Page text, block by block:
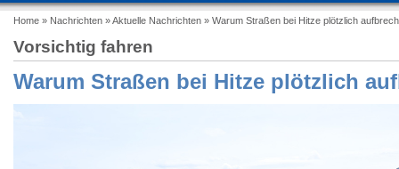
Home » Nachrichten » Aktuelle Nachrichten » Warum Straßen bei Hitze plötzlich
Vorsichtig fahren
Warum Straßen bei Hitze plötzlich